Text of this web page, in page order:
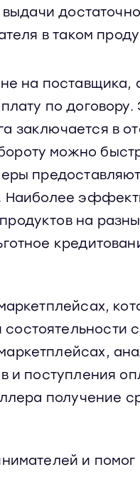
в таком
на поставщика,
по договору.
в
можно
Наиболее
на
и поступления
получение
и